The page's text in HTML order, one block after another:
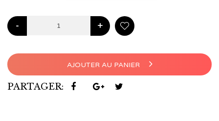
- +
AJOUTER AU PANIER
PARTAGER: